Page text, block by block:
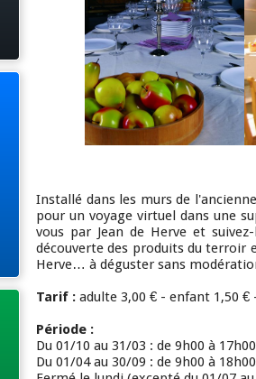
Installé dans les murs de
pour un voyage virtuel dans une
vous par Jean de Herve et
découverte des produits du terroir
Herve… à déguster sans
Tarif : adulte 3,00 € - enfant 1,50 €
Période :
Du 01/10 au 31/03 : de 9h00 à
Du 01/04 au 30/09 : de 9h00 à